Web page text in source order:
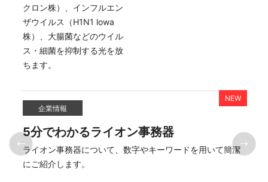
クロン株）、インフルエン
ザウイルス（H1N1 lowa
株）、大腸菌などのウイル
ス・細菌を抑制する光を放
企業情報
5分でわかるライオン事務器
ライオン事務器について、数字やキーワードを用いて簡潔
にご紹介します。
は
は